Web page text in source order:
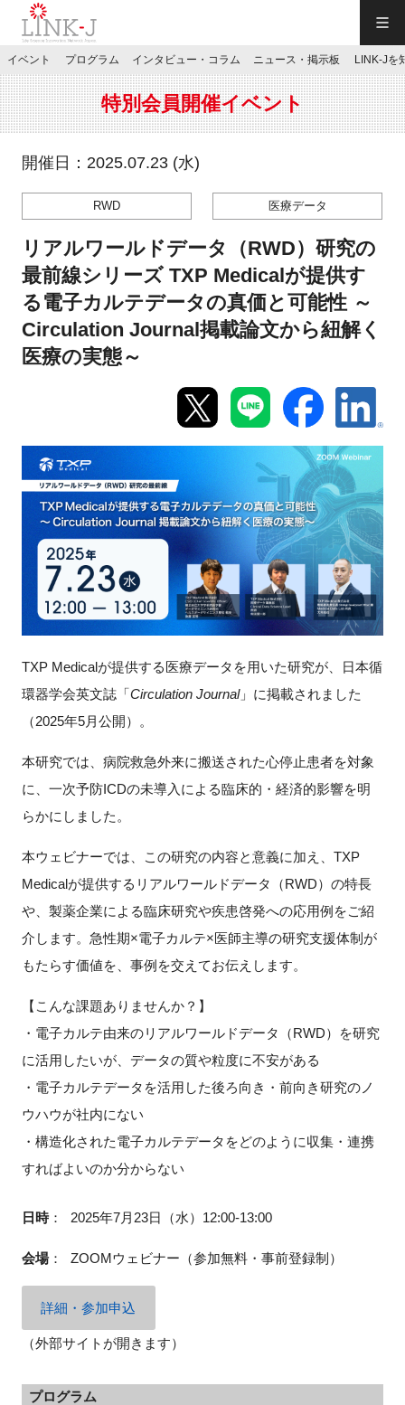
JP／EN
特別会員専用メニュー
施設ご予約
お問い合わせ
イベント
インタビュー・コラム
LINK-Jを知る
特別会員
施設・アクセス
FAQ
イベントお知らせメール登録
イベント プログラム インタビュー・コラム ニュース・掲示板 LINK-Jを
特別会員開催イベント
開催日：2025.07.23 (水)
RWD 医療データ
リアルワールドデータ（RWD）研究の
最前線シリーズ TXP Medicalが提供す
る電子カルテデータの真価と可能性 ～
Circulation Journal掲載論文から紐解く
医療の実態～
TXP Medicalが提供する医療データを用いた研究が、日本循
環器学会英文誌「Circulation Journal」に掲載されました
（2025年5月公開）。
本研究では、病院救急外来に搬送された心停止患者を対象
に、一次予防ICDの未導入による臨床的・経済的影響を明
らかにしました。
本ウェビナーでは、この研究の内容と意義に加え、TXP
Medicalが提供するリアルワールドデータ（RWD）の特長
や、製薬企業による臨床研究や疾患啓発への応用例をご紹
介します。急性期×電子カルテ×医師主導の研究支援体制が
もたらす価値を、事例を交えてお伝えします。
【こんな課題ありませんか？】
・電子カルテ由来のリアルワールドデータ（RWD）を研究
に活用したいが、データの質や粒度に不安がある
・電子カルテデータを活用した後ろ向き・前向き研究のノ
ウハウが社内にない
・構造化された電子カルテデータをどのように収集・連携
すればよいのか分からない
日時： 2025年7月23日（水）12:00-13:00
会場： ZOOMウェビナー（参加無料・事前登録制）
詳細・参加申込
（外部サイトが開きます）
プログラム